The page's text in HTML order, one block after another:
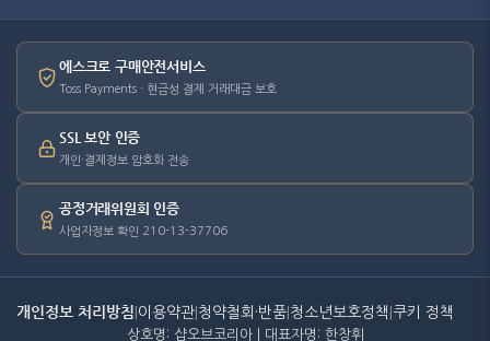
에스크로 구매안전서비스
Toss Payments · 현금성 결제 거래대금 보호
SSL 보안 인증
개인·결제정보 암호화 전송
공정거래위원회 인증
사업자정보 확인 210-13-37706
개인정보 처리방침 이용약관 청약철회·반품 청소년보호정책 쿠키 정책
상호명: 샵오브코리아 | 대표자명: 한창휘